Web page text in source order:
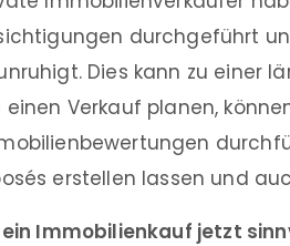
durchgeführt
Dies kann zu einer
einen Verkauf planen,
erstellen lassen und
Immobilienkauf jetzt